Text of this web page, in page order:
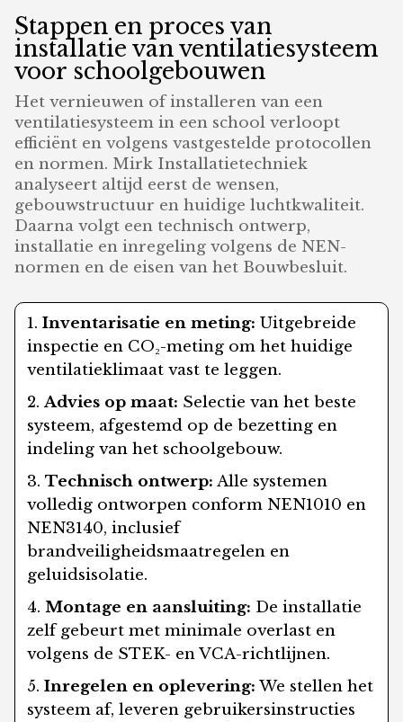
Stappen en proces van
installatie van ventilatiesysteem
voor schoolgebouwen
Het vernieuwen of installeren van een
ventilatiesysteem in een school verloopt
efficiënt en volgens vastgestelde protocollen
en normen. Mirk Installatietechniek
analyseert altijd eerst de wensen,
gebouwstructuur en huidige luchtkwaliteit.
Daarna volgt een technisch ontwerp,
installatie en inregeling volgens de NEN-
normen en de eisen van het Bouwbesluit.
Inventarisatie en meting: Uitgebreide
inspectie en CO₂-meting om het huidige
ventilatieklimaat vast te leggen.
Advies op maat: Selectie van het beste
systeem, afgestemd op de bezetting en
indeling van het schoolgebouw.
Technisch ontwerp: Alle systemen
volledig ontworpen conform NEN1010 en
NEN3140, inclusief
brandveiligheidsmaatregelen en
geluidsisolatie.
Montage en aansluiting: De installatie
zelf gebeurt met minimale overlast en
volgens de STEK- en VCA-richtlijnen.
Inregelen en oplevering: We stellen het
systeem af, leveren gebruikersinstructies